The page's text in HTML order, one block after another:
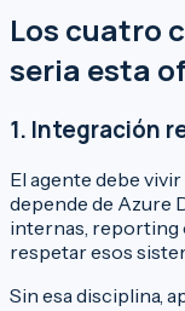
Los cuatro
seria esta
1. Integración
El agente debe
depende de Azure
internas, reporting
respetar esos
Sin esa disciplina,